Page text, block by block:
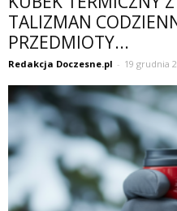
TALIZMAN
PRZEDMIOTY...
Redakcja Doczesne.pl - 19 grudnia